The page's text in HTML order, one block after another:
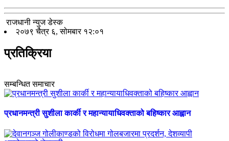
राजधानी न्युज डेस्क
२०७९ चैत्र ६, सोमबार १२:०१
प्रतिक्रिया
सम्बन्धित समाचार
प्रधानमन्त्री सुशीला कार्की र महान्यायाधिवक्ताको बहिष्कार आह्वान